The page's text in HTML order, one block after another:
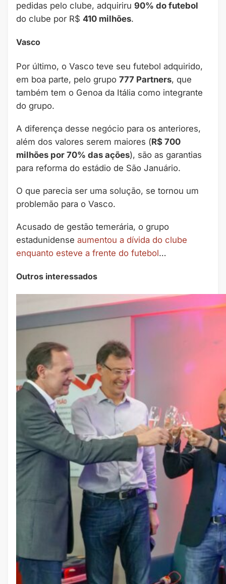
pedidas pelo clube, adquiriru 90% do futebol
do clube por R$ 410 milhões.
Vasco
Por último, o Vasco teve seu futebol adquirido,
em boa parte, pelo grupo 777 Partners, que
também tem o Genoa da Itália como integrante
do grupo.
A diferença desse negócio para os anteriores,
além dos valores serem maiores (R$ 700
milhões por 70% das ações), são as garantias
para reforma do estádio de São Januário.
O que parecia ser uma solução, se tornou um
problemão para o Vasco.
Acusado de gestão temerária, o grupo
estadunidense aumentou a dívida do clube
enquanto esteve a frente do futebol…
Outros interessados